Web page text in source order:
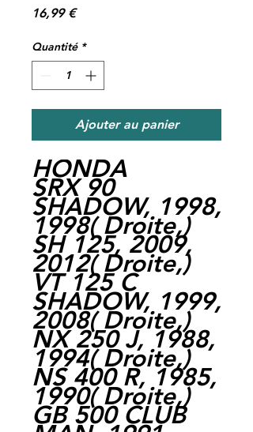
16,99 €Prix
Quantité *
Ajouter au panier
HONDA
SRX 90
SHADOW, 1998,
1998(Droite,)
SH 125, 2009,
2012(Droite,)
VT 125 C
SHADOW, 1999,
2008(Droite,)
NX 250 J, 1988,
1994(Droite,)
NS 400 R, 1985,
1990(Droite,)
GB 500 CLUB